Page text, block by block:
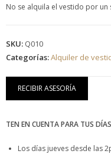
No se alquila el vestido por un
SKU: Q010
Categorías:Alquiler de
RECIBIR ASESORÍA
TEN EN CUENTA PARA TUS
Los días jueves desde las